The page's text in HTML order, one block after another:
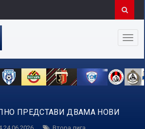
ПРЕДСТАВИ ДВАМА НОВИ